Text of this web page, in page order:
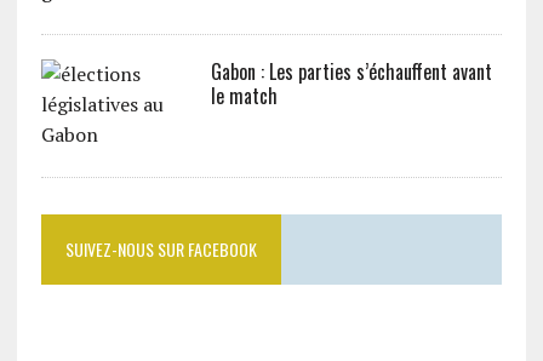
Gabon : Les parties s’échauffent avant
le match
SUIVEZ-NOUS SUR FACEBOOK